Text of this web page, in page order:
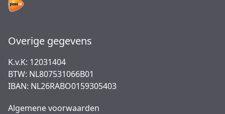
Overige gegevens
K.v.K: 12031404
BTW: NL807531066B01
IBAN: NL26RABO0159305403
Algemene voorwaarden